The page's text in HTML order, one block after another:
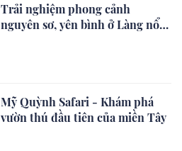
Trải nghiệm phong cảnh
nguyên sơ, yên bình ở Làng nổi
Mỹ Quỳnh Safari - Khám phá
vườn thú đầu tiên của miền Tây